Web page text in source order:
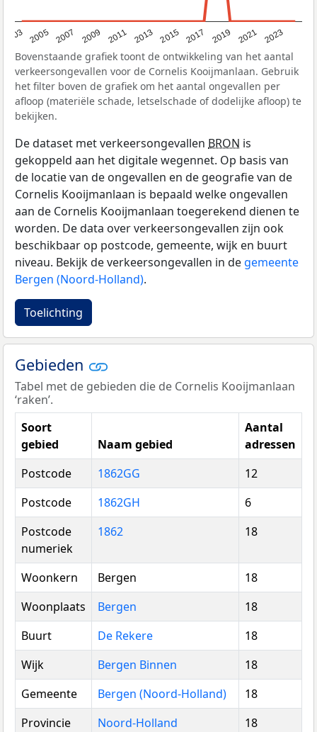
2003 2005 2007 2009 2011 2013 2015 2017 2019 2021 2023
Bovenstaande grafiek toont de ontwikkeling van het aantal
verkeersongevallen voor de Cornelis Kooijmanlaan. Gebruik
het filter boven de grafiek om het aantal ongevallen per
afloop (materiële schade, letselschade of dodelijke afloop) te
bekijken.
De dataset met verkeersongevallen BRON is
gekoppeld aan het digitale wegennet. Op basis van
de locatie van de ongevallen en de geografie van de
Cornelis Kooijmanlaan is bepaald welke ongevallen
aan de Cornelis Kooijmanlaan toegerekend dienen te
worden. De data over verkeersongevallen zijn ook
beschikbaar op postcode, gemeente, wijk en buurt
niveau. Bekijk de verkeersongevallen in de gemeente
Bergen (Noord-Holland).
Toelichting
Gebieden
Tabel met de gebieden die de Cornelis Kooijmanlaan
‘raken’.
Soort
gebied
Naam gebied
Aantal
adressen
Postcode
1862GG
12
Postcode
1862GH
6
Postcode
numeriek
1862 18
Woonkern Bergen
18
Woonplaats
Bergen
18
Buurt
De Rekere
18
Wijk
Bergen Binnen
18
Gemeente
Bergen (Noord-Holland)
18
Provincie
Noord-Holland
18